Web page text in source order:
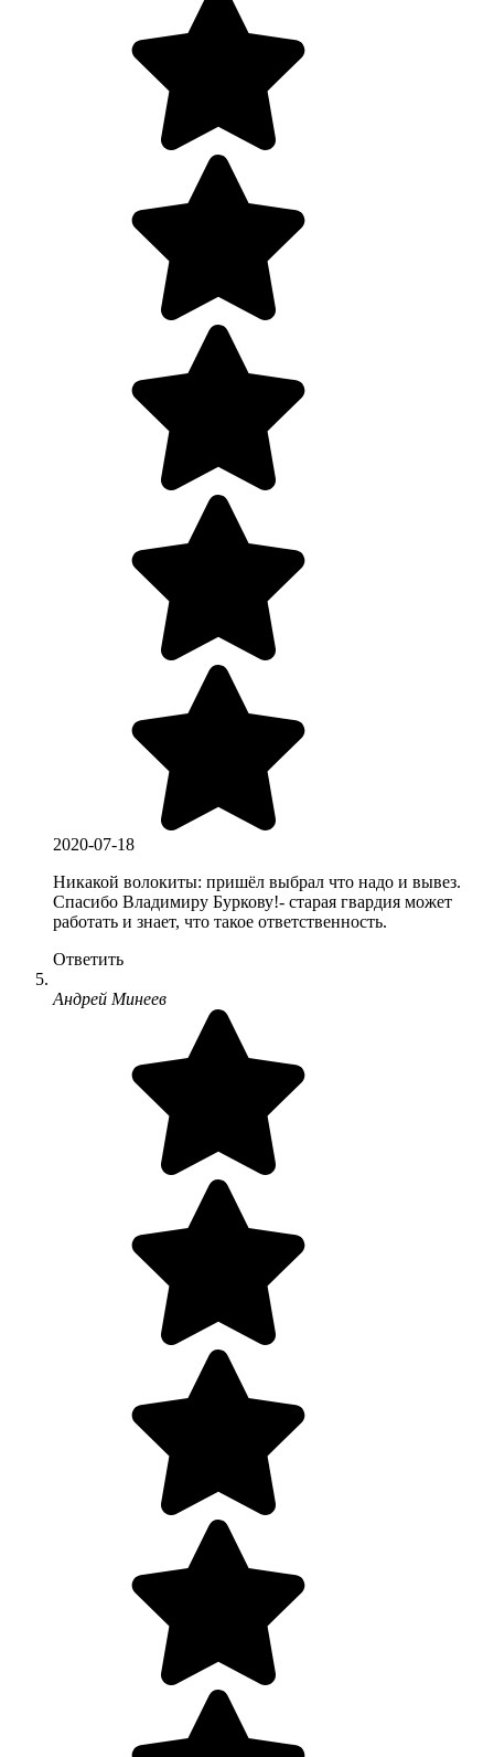
2020-07-18
Никакой волокиты: пришёл выбрал что надо и вывез.
Спасибо Владимиру Буркову!- старая гвардия может
работать и знает, что такое ответственность.
Ответить
Андрей Минеев